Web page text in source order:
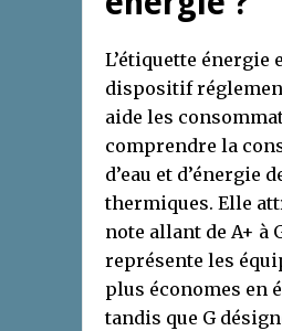
L’étiquette énergie
dispositif
aide les
comprendre la
d’eau et d’énergie
thermiques. Elle
note allant de A+ à
représente les
plus économes en
tandis que G